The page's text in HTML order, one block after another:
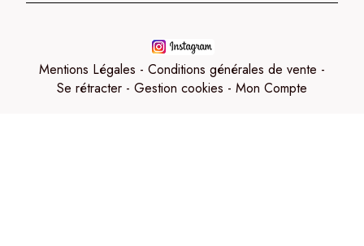
Mentions Légales
Conditions générales de vente
Se rétracter
Gestion cookies Mon Compte